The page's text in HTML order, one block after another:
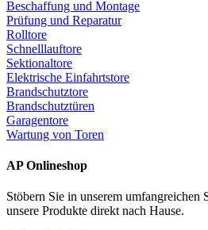
Beschaffung und Montage
Prüfung und Reparatur
Rolltore
Schnelllauftore
Sektionaltore
Elektrische Einfahrtstore
Brandschutztore
Brandschutztüren
Garagentore
Wartung von Toren
AP Onlineshop
Stöbern Sie in unserem umfangreichen
unsere Produkte direkt nach Hause.